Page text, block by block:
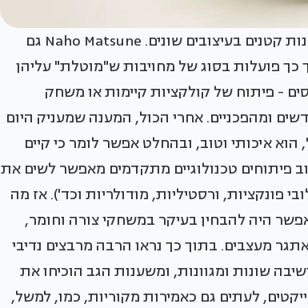
Cube 6- קוביה תמימה מצניעה בתוכה שרפרפים/שולחנות קטנים בעיצובים שונים. Naho Matsune גם
כך פועלות בסוג של מחויבות ש"מוטלת" עליהן
- פיתוח של קולקציות קיימות או משחק
ומהפכניים. אחרי הכול, המענה שמעניק היום
איכותי וטוב, ובהחלט אפשר לומר כי קיים
פיתוחים טכנולוגיים מתקדמים מאפשר לשים את
פונקציות, ורסטיליות, מודולריות וכד'). אז מה
היה להבחין בעיקר במשחקי צורה וחומר,
מעצבים. בתוך כך נראו הרבה מרבצים נדיבי
שונות ומגוונות, ומשענות הגב הוכיחו את
לעתים גם כאמירות מקוריות, כמו, למשל,